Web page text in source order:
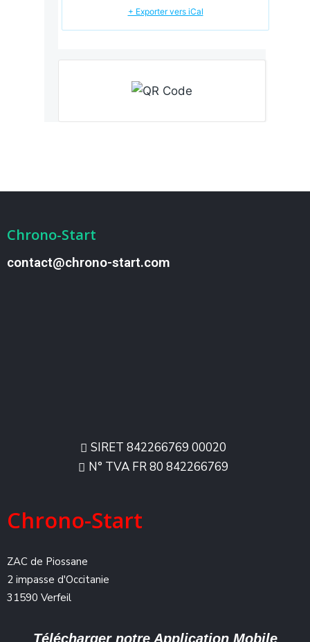
+ Exporter vers iCal
Chrono-Start
contact@chrono-start.com
SIRET 842266769 00020
N° TVA FR 80 842266769
Chrono-Start
ZAC de Piossane
2 impasse d'Occitanie
31590 Verfeil
Télécharger notre Application Mobile